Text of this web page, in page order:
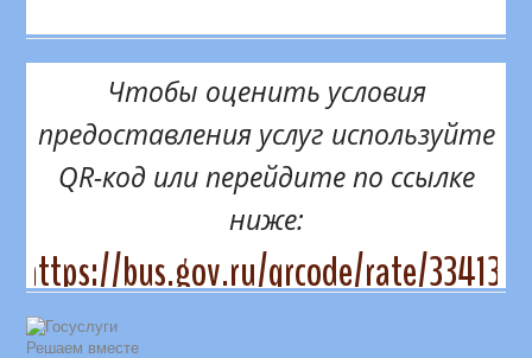
Чтобы оценить условия
предоставления услуг используйте
QR-код или перейдите по ссылке
ниже:
https://bus.gov.ru/qrcode/rate/334131
Решаем вместе